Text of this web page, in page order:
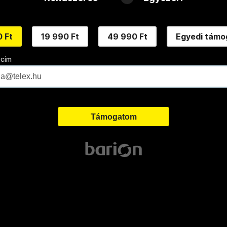
Ft 19 990 Ft 49 990 Ft Egyedi